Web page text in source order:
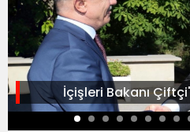
İçişleri Bakanı